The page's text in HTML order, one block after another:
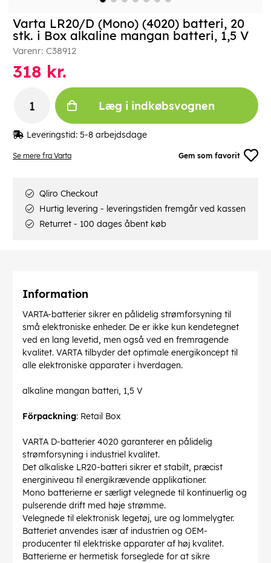
Se mere fra Varta Gem som favorit
Varta LR20/D (Mono) (4020) batteri, 20
stk. i Box alkaline mangan batteri, 1,5 V
Varenr: C38912
318 kr.
Læg i indkøbsvognen
Leveringstid: 5-8 arbejdsdage
Qliro Checkout
Hurtig levering - leveringstiden fremgår ved kassen
Returret - 100 dages åbent køb
Information
VARTA-batterier sikrer en pålidelig strømforsyning til
små elektroniske enheder. De er ikke kun kendetegnet
ved en lang levetid, men også ved en fremragende
kvalitet. VARTA tilbyder det optimale energikoncept til
alle elektroniske apparater i hverdagen.
alkaline mangan batteri, 1,5 V
Förpackning: Retail Box
VARTA D-batterier 4020 garanterer en pålidelig
strømforsyning i industriel kvalitet.
Det alkaliske LR20-batteri sikrer et stabilt, præcist
energiniveau til energikrævende applikationer.
Mono batterierne er særligt velegnede til kontinuerlig og
pulserende drift med høje strømme.
Velegnede til elektronisk legetøj, ure og lommelygter.
Batteriet anvendes især af industrien og OEM-
producenter til elektriske apparater af høj kvalitet.
Batterierne er hermetisk forseglede for at sikre